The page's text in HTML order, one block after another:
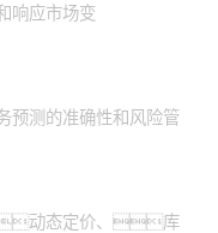
响应市场变
测的准确性和风险管
动态定价、库